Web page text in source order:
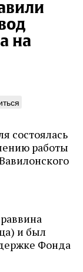
на
состоялась
работы
и был
Фонда